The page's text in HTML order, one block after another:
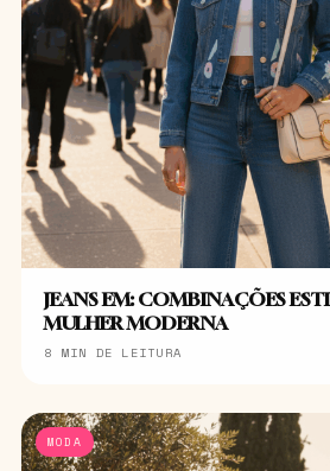
JEANS EM: COMBINAÇÕES
MULHER MODERNA
8 MIN DE LEITURA
MODA